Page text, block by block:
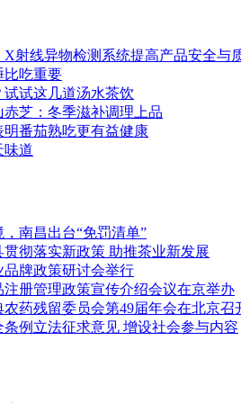
X射线异物检测系统提高产品安全与
比吃重要
试试这几道汤水茶饮
芝：冬季滋补调理上品
明番茄熟吃更有益健康
味道
南昌出台“免罚清单”
彻落实新政策 助推茶业新发展
品牌政策研讨会举行
注册管理政策宣传介绍会议在京举办
农药残留委员会第49届年会在北京召
例立法征求意见 增设社会参与内容